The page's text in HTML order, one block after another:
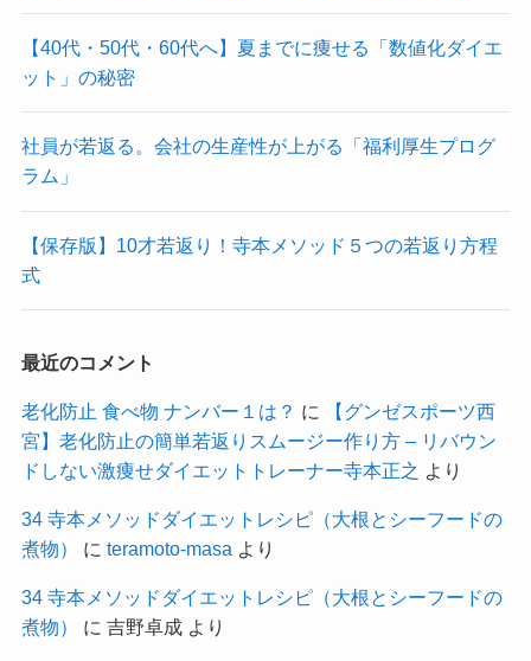
【40代・50代・60代へ】夏までに痩せる「数値化ダイエ
ット」の秘密
社員が若返る。会社の生産性が上がる「福利厚生プログ
ラム」
【保存版】10才若返り！寺本メソッド５つの若返り方程
式
最近のコメント
老化防止 食べ物 ナンバー１は？ に
【グンゼスポーツ西
宮】老化防止の簡単若返りスムージー作り方 – リバウン
ドしない激痩せダイエットトレーナー寺本正之 より
34 寺本メソッドダイエットレシピ（大根とシーフードの
煮物）
に teramoto-masa より
34 寺本メソッドダイエットレシピ（大根とシーフードの
煮物）
に 吉野卓成より